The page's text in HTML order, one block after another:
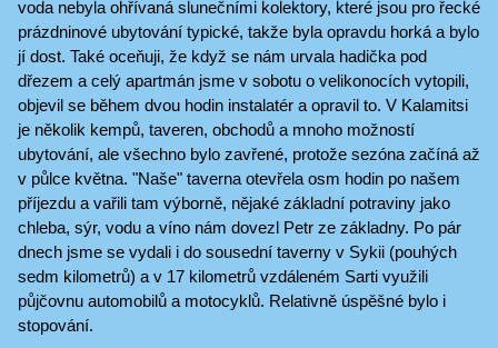
voda nebyla ohřívaná slunečními kolektory, které jsou pro řecké
prázdninové ubytování typické, takže byla opravdu horká a bylo
jí dost. Také oceňuji, že když se nám urvala hadička pod
dřezem a celý apartmán jsme v sobotu o velikonocích vytopili,
objevil se během dvou hodin instalatér a opravil to. V Kalamitsi
je několik kempů, taveren, obchodů a mnoho možností
ubytování, ale všechno bylo zavřené, protože sezóna začíná až
v půlce května. "Naše" taverna otevřela osm hodin po našem
příjezdu a vařili tam výborně, nějaké základní potraviny jako
chleba, sýr, vodu a víno nám dovezl Petr ze základny. Po pár
dnech jsme se vydali i do sousední taverny v Sykii (pouhých
sedm kilometrů) a v 17 kilometrů vzdáleném Sarti využili
půjčovnu automobilů a motocyklů. Relativně úspěšné bylo i
stopování.